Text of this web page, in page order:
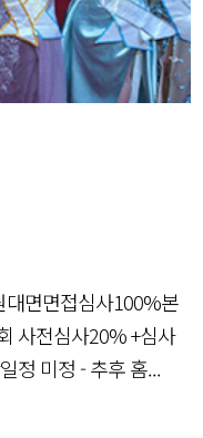
대면면접심사100%본
사전심사20% +심사
정 미정 - 추후 홈...